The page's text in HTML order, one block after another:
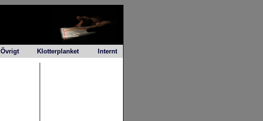
Övrigt Klotterplanket Internt